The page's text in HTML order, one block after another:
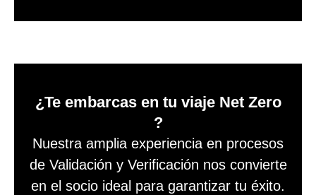
¿Te embarcas en tu viaje Net Zero
?
Nuestra amplia experiencia en procesos
de Validación y Verificación nos convierte
en el socio ideal para garantizar tu éxito.